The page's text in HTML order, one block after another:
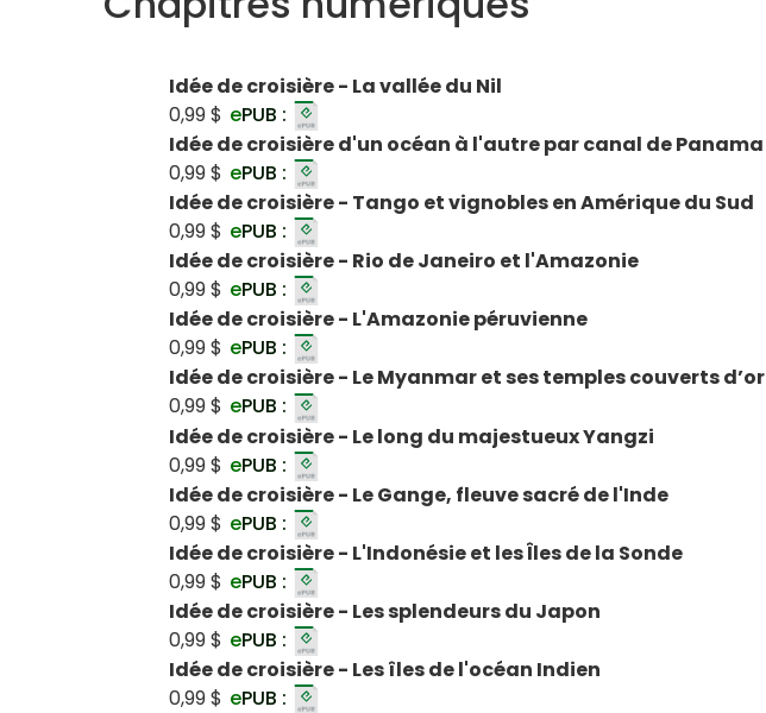
Idée de croisière - La vallée du Nil
0,99 $ ePUB :
Idée de croisière d'un océan à l'autre par canal de Panama
0,99 $ ePUB :
Idée de croisière - Tango et vignobles en Amérique du Sud
0,99 $ ePUB :
Idée de croisière - Rio de Janeiro et l'Amazonie
0,99 $ ePUB :
Idée de croisière - L'Amazonie péruvienne
0,99 $ ePUB :
Idée de croisière - Le Myanmar et ses temples couverts d’or
0,99 $ ePUB :
Idée de croisière - Le long du majestueux Yangzi
0,99 $ ePUB :
Idée de croisière - Le Gange, fleuve sacré de l'Inde
0,99 $ ePUB :
Idée de croisière - L'Indonésie et les Îles de la Sonde
0,99 $ ePUB :
Idée de croisière - Les splendeurs du Japon
0,99 $ ePUB :
Idée de croisière - Les îles de l'océan Indien
0,99 $ ePUB :